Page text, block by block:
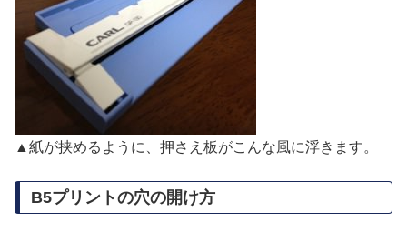
▲紙が挟めるように、押さえ板がこんな風に浮きます。
B5プリントの穴の開け方